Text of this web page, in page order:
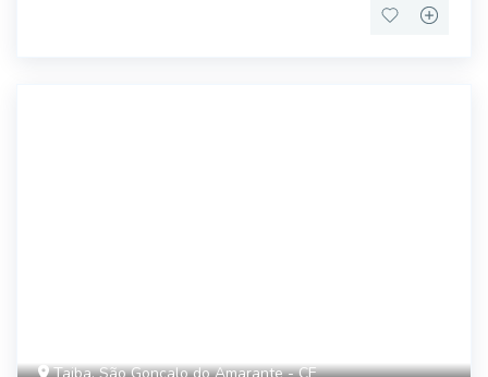
Taiba, São Gonçalo do Amarante - CE